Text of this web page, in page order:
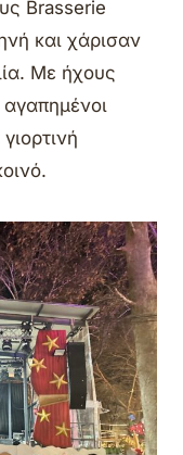
Brasserie
και χάρισαν
Με ήχους